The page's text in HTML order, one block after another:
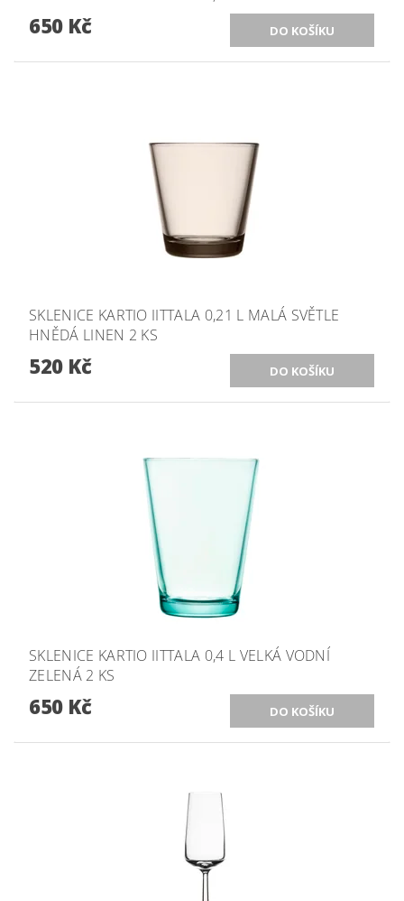
650 Kč
SKLENICE KARTIO IITTALA 0,21 L MALÁ SVĚTLE
HNĚDÁ LINEN 2 KS
520 Kč
SKLENICE KARTIO IITTALA 0,4 L VELKÁ VODNÍ
ZELENÁ 2 KS
650 Kč